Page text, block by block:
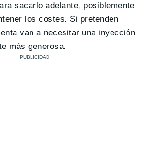
sacarlo adelante, posiblemente
los costes. Si pretenden
van a necesitar una inyección
más generosa.